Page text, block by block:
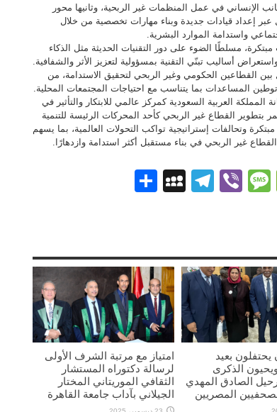
الإنساني في عمل المنظمات غير الربحية، وثانيها محور
عبر إعداد قيادات جديدة وبناء مهارات تخصصية من خلال
واستدامة الموارد البشرية.
مبتكرة، مسلطًا الضوء على دور التقنيات الحديثة مثل الذكاء
أساليب تبنّي التقنية بمسؤولية لتعزيز الأثر والشفافية.
بين القطاعين الحكومي وغير الربحي لتحقيق الاستدامة، من
توطين المساعدات بما يتناسب مع احتياجات المجتمعات المحلية.
العربية السعودية كمركز عالمي للابتكار والتأثير في
بتطوير القطاع غير الربحي كأحد المحركات الرئيسة للتنمية
وتحالفات إستراتيجية تواكب التحولات العالمية، بما يسهم
WeChat
Message
Viber
Telegram
MySpace
يحتفلون بعيد
الذكرى
الصادق المهدي
المصريين
امتياز مع مرتبة الشرف الأولى
لرسالة دكتوراه المستشار
الثقافي الموريتاني المختار
الجيلاني بآداب جامعة القاهرة